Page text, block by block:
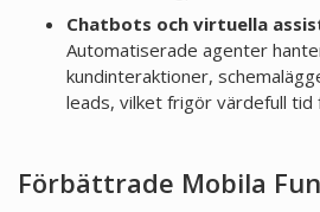
Chatbots och virtuella
Automatiserade agenter
kundinteraktioner,
leads, vilket frigör värdefull
Förbättrade Mobila